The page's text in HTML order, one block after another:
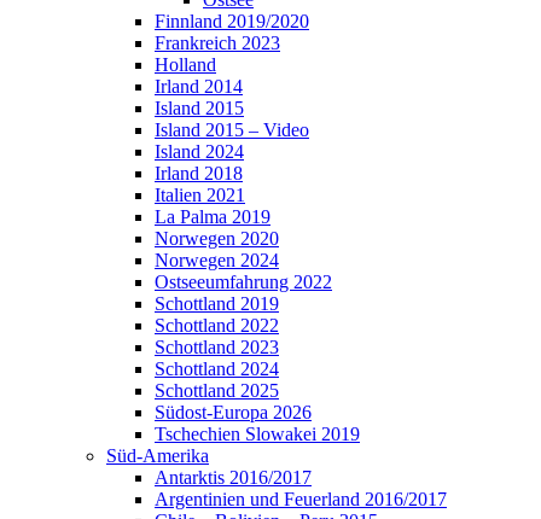
Finnland 2019/2020
Frankreich 2023
Holland
Irland 2014
Island 2015
Island 2015 – Video
Island 2024
Irland 2018
Italien 2021
La Palma 2019
Norwegen 2020
Norwegen 2024
Ostseeumfahrung 2022
Schottland 2019
Schottland 2022
Schottland 2023
Schottland 2024
Schottland 2025
Südost-Europa 2026
Tschechien Slowakei 2019
Süd-Amerika
Antarktis 2016/2017
Argentinien und Feuerland 2016/2017